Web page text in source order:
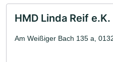
HMD Linda Reif e.K.
Am Weißiger Bach 135 a,